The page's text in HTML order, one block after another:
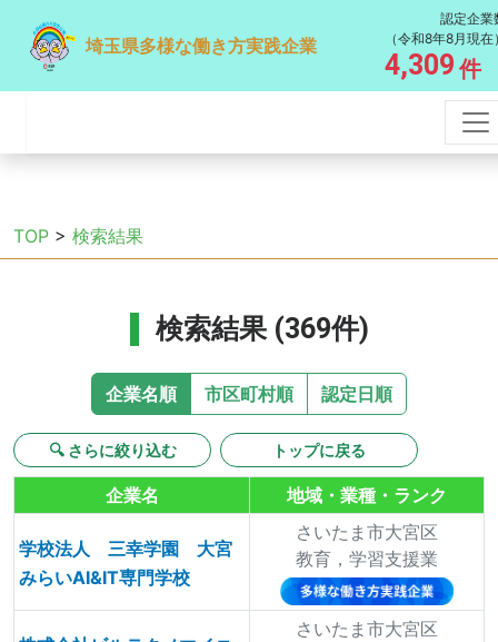
埼玉県多様な働き方実践企業
認定企業
（令和8年8月現在
4,309 件
TOP > 検索結果
検索結果 (369件)
企業名順 市区町村順 認定日順
🔍 さらに絞り込む トップに戻る
企業名 地域・業種・ランク
学校法人 三幸学園 大宮
みらいAI&IT専門学校
さいたま市大宮区
教育，学習支援業
さいたま市大宮区